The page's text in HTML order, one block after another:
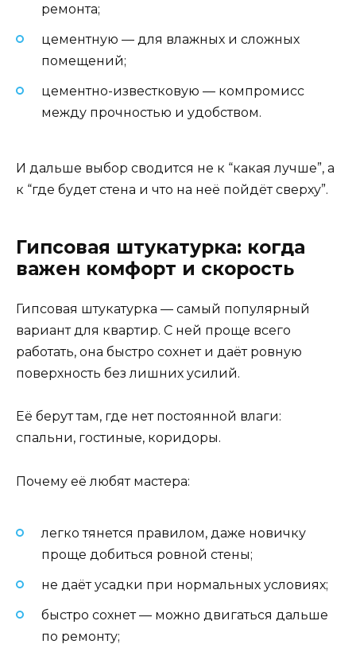
ремонта;
цементную — для влажных и сложных
помещений;
цементно-известковую — компромисс
между прочностью и удобством.
И дальше выбор сводится не к “какая лучше”, а
к “где будет стена и что на неё пойдёт сверху”.
Гипсовая штукатурка: когда
важен комфорт и скорость
Гипсовая штукатурка — самый популярный
вариант для квартир. С ней проще всего
работать, она быстро сохнет и даёт ровную
поверхность без лишних усилий.
Её берут там, где нет постоянной влаги:
спальни, гостиные, коридоры.
Почему её любят мастера:
легко тянется правилом, даже новичку
проще добиться ровной стены;
не даёт усадки при нормальных условиях;
быстро сохнет — можно двигаться дальше
по ремонту;